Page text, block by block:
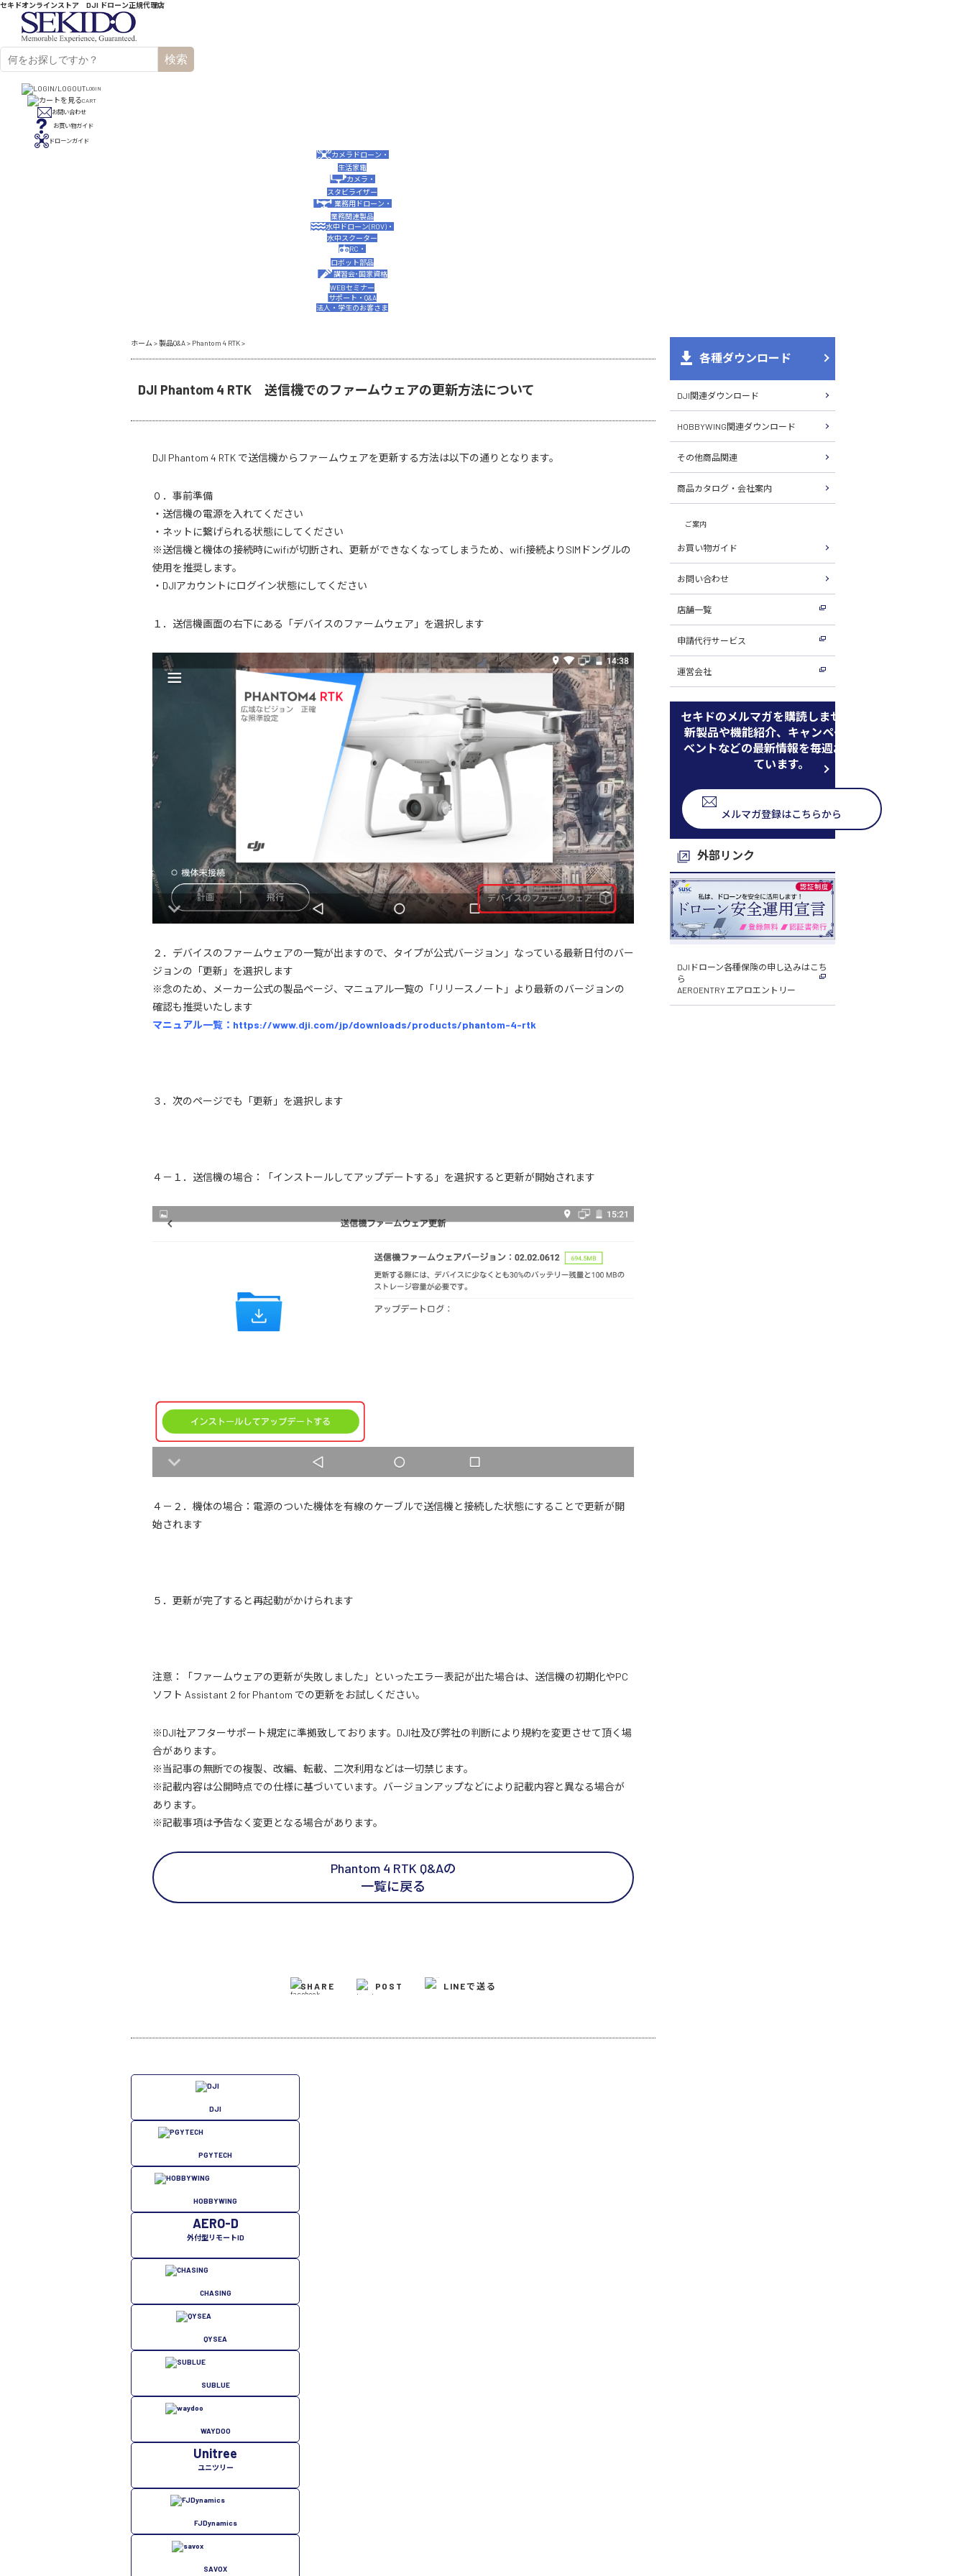
セキドオンラインストア DJI ドローン正規代理店
検索
LOGIN
CART
お問い合わせ
お買い物ガイド
ドローンガイド
カメラドローン・
生活家電
カメラ・
スタビライザー
業務用ドローン・
業務関連製品
水中ドローン(ROV)・
水中スクーター
RC・
ロボット部品
講習会･国家資格
WEBセミナー
サポート・Q&A
法人・学生のお客さま
各種ダウンロード
DJI関連ダウンロード
HOBBYWING関連ダウンロード
その他商品関連
商品カタログ・会社案内
ご案内
お買い物ガイド
お問い合わせ
店舗一覧
申請代行サービス
運営会社
セキドのメルマガを購読しませんか
新製品や機能紹介、キャンペーン、イ
ベントなどの最新情報を毎週お届けし
ています。
メルマガ登録はこちらから
外部リンク
DJIドローン各種保険の申し込みはこち
ら
AEROENTRY エアロエントリー
ホーム >製品Q&A> Phantom 4 RTK>
DJI Phantom 4 RTK 送信機でのファームウェアの更新方法について
DJI Phantom 4 RTK で送信機からファームウェアを更新する方法は以下の通りとなります。
０．事前準備
・送信機の電源を入れてください
・ネットに繋げられる状態にしてください
※送信機と機体の接続時にwifiが切断され、更新ができなくなってしまうため、wifi接続よりSIMドングルの
使用を推奨します。
・DJIアカウントにログイン状態にしてください
１．送信機画面の右下にある「デバイスのファームウェア」を選択します
２．デバイスのファームウェアの一覧が出ますので、タイプが公式バージョン」なっている最新日付のバー
ジョンの「更新」を選択します
※念のため、メーカー公式の製品ページ、マニュアル一覧の「リリースノート」より最新のバージョンの
確認も推奨いたします
マニュアル一覧：https://www.dji.com/jp/downloads/products/phantom-4-rtk
３．次のページでも「更新」を選択します
４－１．送信機の場合：「インストールしてアップデートする」を選択すると更新が開始されます
４－２．機体の場合：電源のついた機体を有線のケーブルで送信機と接続した状態にすることで更新が開
始されます
５．更新が完了すると再起動がかけられます
注意：「ファームウェアの更新が失敗しました」といったエラー表記が出た場合は、送信機の初期化やPC
ソフト Assistant 2 for Phantom での更新をお試しください。
※DJI社アフターサポート規定に準拠致しております。DJI社及び弊社の判断により規約を変更させて頂く場
合があります。
※当記事の無断での複製、改編、転載、二次利用などは一切禁じます。
※記載内容は公開時点での仕様に基づいています。バージョンアップなどにより記載内容と異なる場合が
あります。
※記載事項は予告なく変更となる場合があります。
Phantom 4 RTK Q&Aの
一覧に戻る
SHARE POST LINEで送る
DJI
PGYTECH
HOBBYWING
AERO-D
外付型リモートID
CHASING
QYSEA
SUBLUE
WAYDOO
Unitree
ユニツリー
FJDynamics
SAVOX